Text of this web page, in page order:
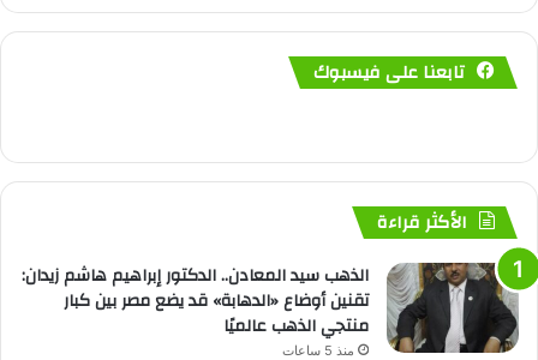
تابعنا على فيسبوك
الأكثر قراءة
الذهب سيد المعادن.. الدكتور إبراهيم هاشم زيدان:
تقنين أوضاع «الدهابة» قد يضع مصر بين كبار
منتجي الذهب عالميًا
منذ 5 ساعات